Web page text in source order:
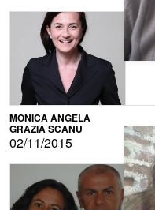
MONICA ANGELA
GRAZIA SCANU
02/11/2015